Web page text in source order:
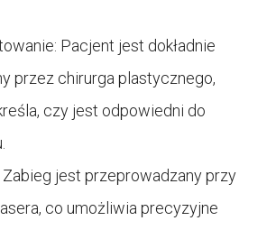
Pacjent jest dokładnie
przez chirurga plastycznego,
czy jest odpowiedni do
Zabieg jest przeprowadzany przy
co umożliwia precyzyjne